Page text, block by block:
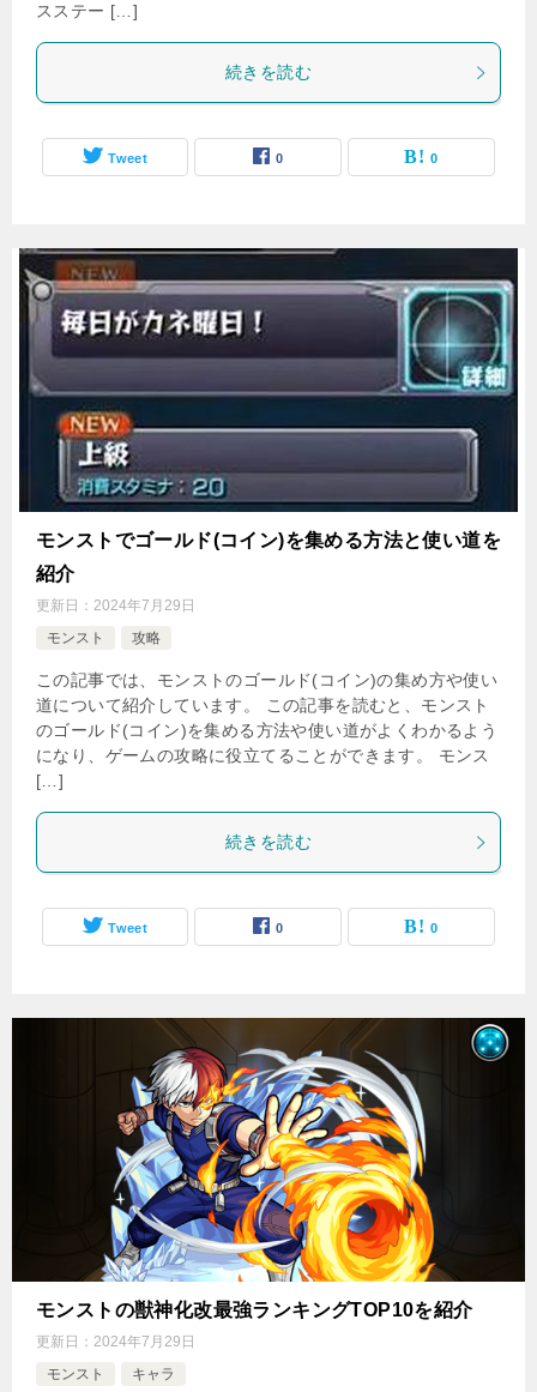
スステー […]
続きを読む
Tweet 0 0
モンストでゴールド(コイン)を集める方法と使い道を
紹介
更新日： 2024年7月29日
モンスト
攻略
この記事では、モンストのゴールド(コイン)の集め方や使い
道について紹介しています。 この記事を読むと、モンスト
のゴールド(コイン)を集める方法や使い道がよくわかるよう
になり、ゲームの攻略に役立てることができます。 モンス
[…]
続きを読む
Tweet 0 0
モンストの獣神化改最強ランキングTOP10を紹介
更新日： 2024年7月29日
モンスト
キャラ